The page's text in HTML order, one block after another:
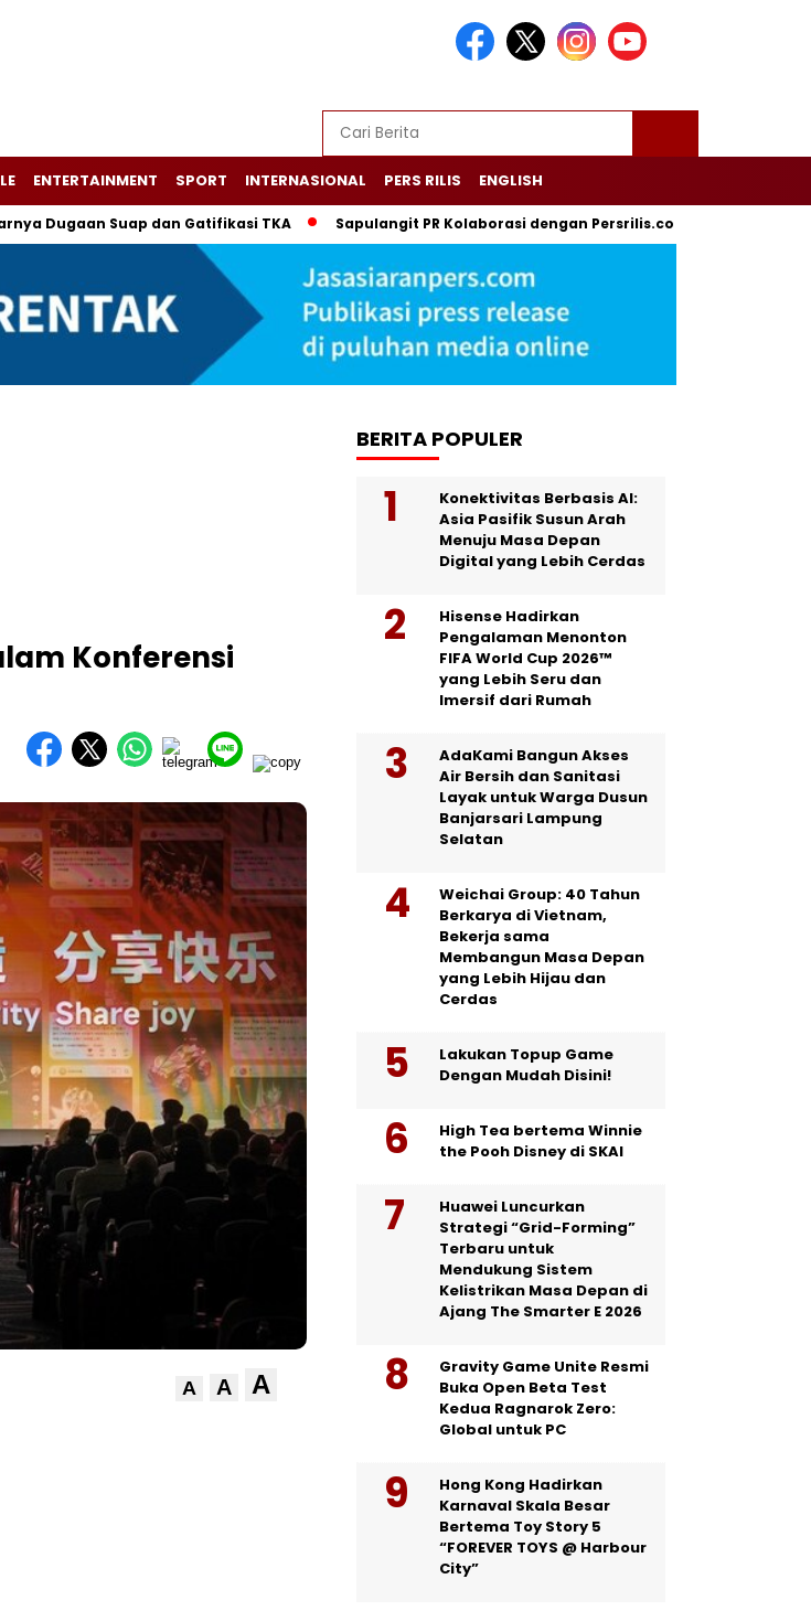
ENTERTAINMENT SPORT INTERNASIONAL PERS RILIS ENGLISH
Dugaan Suap dan Gatifikasi TKA Sapulangit PR Kolaborasi dengan Persrilis.com Berikan Jasa
Konferensi
A A A
BERITA POPULER
Konektivitas Berbasis AI:
Asia Pasifik Susun Arah
Menuju Masa Depan
Digital yang Lebih Cerdas
Hisense Hadirkan
Pengalaman Menonton
FIFA World Cup 2026™
yang Lebih Seru dan
Imersif dari Rumah
AdaKami Bangun Akses
Air Bersih dan Sanitasi
Layak untuk Warga Dusun
Banjarsari Lampung
Selatan
Weichai Group: 40 Tahun
Berkarya di Vietnam,
Bekerja sama
Membangun Masa Depan
yang Lebih Hijau dan
Cerdas
Lakukan Topup Game
Dengan Mudah Disini!
High Tea bertema Winnie
the Pooh Disney di SKAI
Huawei Luncurkan
Strategi “Grid-Forming”
Terbaru untuk
Mendukung Sistem
Kelistrikan Masa Depan di
Ajang The Smarter E 2026
Gravity Game Unite Resmi
Buka Open Beta Test
Kedua Ragnarok Zero:
Global untuk PC
Hong Kong Hadirkan
Karnaval Skala Besar
Bertema Toy Story 5
“FOREVER TOYS @ Harbour
City”